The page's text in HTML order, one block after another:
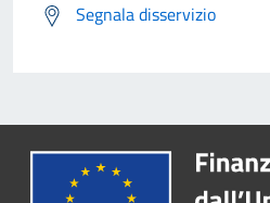
Segnala disservizio